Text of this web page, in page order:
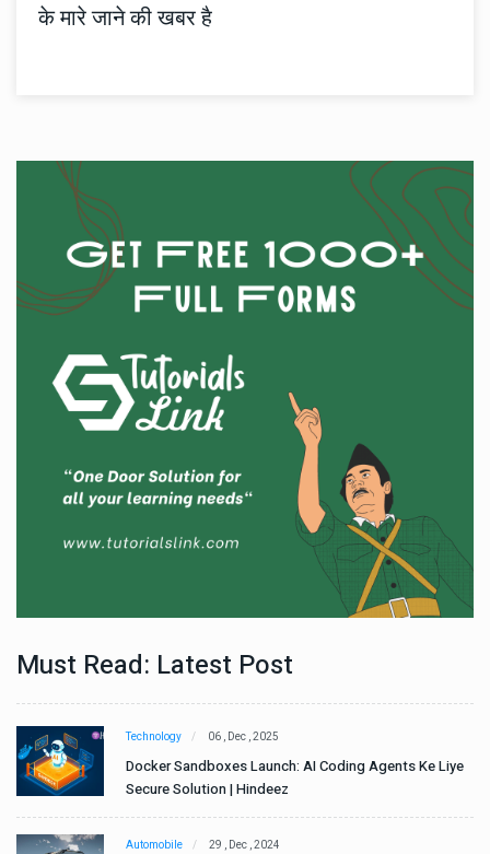
के मारे जाने की खबर है
Must Read: Latest Post
Technology 06 , Dec , 2025
Docker Sandboxes Launch: AI Coding Agents Ke Liye
Secure Solution | Hindeez
Automobile 29 , Dec , 2024